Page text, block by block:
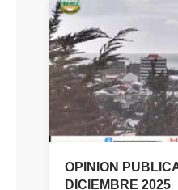
OPINION
DICIEMBRE 2025